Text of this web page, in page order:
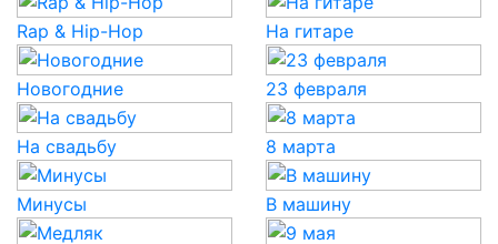
Rap & Hip-Hop На гитаре
Новогодние 23 февраля
На свадьбу 8 марта
Минусы В машину